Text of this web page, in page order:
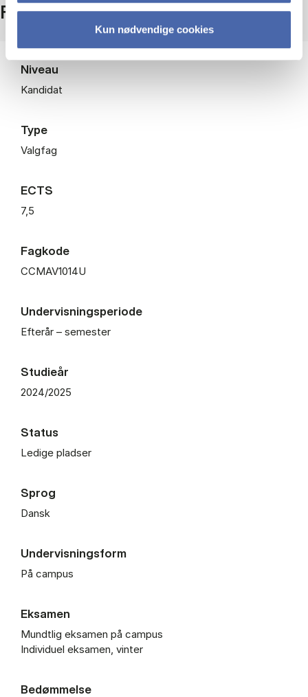
Kun nødvendige cookies
Fakta
Niveau
Kandidat
Type
Valgfag
ECTS
7,5
Fagkode
CCMAV1014U
Undervisningsperiode
Efterår – semester
Studieår
2024/2025
Status
Ledige pladser
Sprog
Dansk
Undervisningsform
På campus
Eksamen
Mundtlig eksamen på campus
Individuel eksamen, vinter
Bedømmelse